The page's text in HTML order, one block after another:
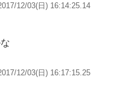
12/03(日) 16:14:25.14
12/03(日) 16:17:15.25